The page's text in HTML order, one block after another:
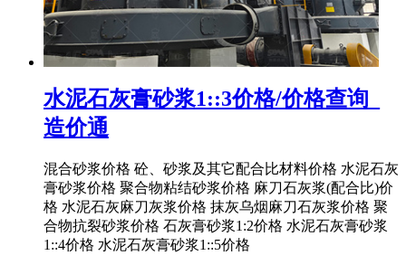
水泥石灰膏砂浆1::3价格/价格查询_
造价通
混合砂浆价格 砼、砂浆及其它配合比材料价格 水泥石灰
膏砂浆价格 聚合物粘结砂浆价格 麻刀石灰浆(配合比)价
格 水泥石灰麻刀灰浆价格 抹灰乌烟麻刀石灰浆价格 聚
合物抗裂砂浆价格 石灰膏砂浆1:2价格 水泥石灰膏砂浆
1::4价格 水泥石灰膏砂浆1::5价格